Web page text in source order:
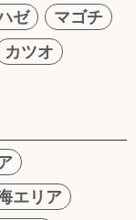
ゼ
マゴチ
カツオ
エリア